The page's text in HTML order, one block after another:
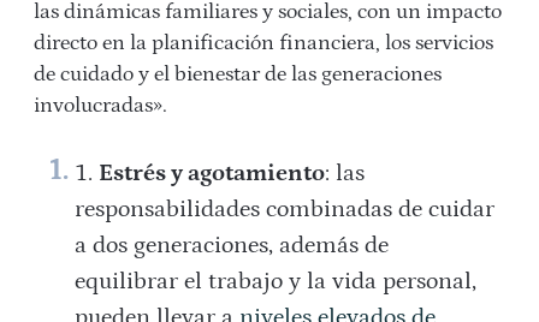
las dinámicas familiares y sociales, con un impacto
directo en la planificación financiera, los servicios
de cuidado y el bienestar de las generaciones
involucradas».
Estrés y agotamiento: las
responsabilidades combinadas de cuidar
a dos generaciones, además de
equilibrar el trabajo y la vida personal,